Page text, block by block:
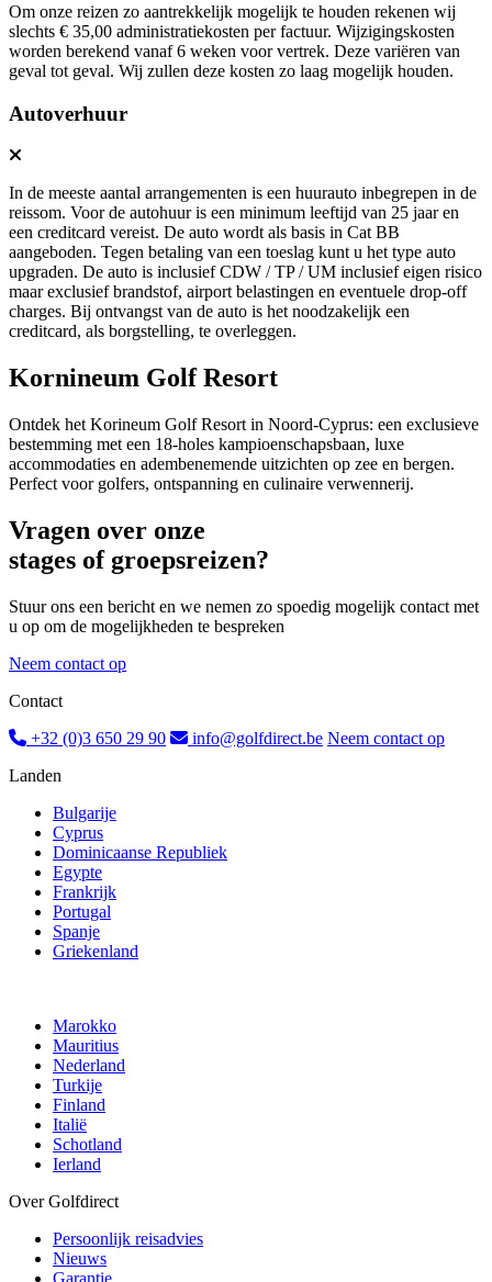
Om onze reizen zo aantrekkelijk mogelijk te houden rekenen wij
slechts € 35,00 administratiekosten per factuur. Wijzigingskosten
worden berekend vanaf 6 weken voor vertrek. Deze variëren van
geval tot geval. Wij zullen deze kosten zo laag mogelijk houden.
Autoverhuur
In de meeste aantal arrangementen is een huurauto inbegrepen in de
reissom. Voor de autohuur is een minimum leeftijd van 25 jaar en
een creditcard vereist. De auto wordt als basis in Cat BB
aangeboden. Tegen betaling van een toeslag kunt u het type auto
upgraden. De auto is inclusief CDW / TP / UM inclusief eigen risico
maar exclusief brandstof, airport belastingen en eventuele drop-off
charges. Bij ontvangst van de auto is het noodzakelijk een
creditcard, als borgstelling, te overleggen.
Kornineum Golf Resort
Ontdek het Korineum Golf Resort in Noord-Cyprus: een exclusieve
bestemming met een 18-holes kampioenschapsbaan, luxe
accommodaties en adembenemende uitzichten op zee en bergen.
Perfect voor golfers, ontspanning en culinaire verwennerij.
Vragen over onze
stages of groepsreizen?
Stuur ons een bericht en we nemen zo spoedig mogelijk contact met
u op om de mogelijkheden te bespreken
Neem contact op
Contact
+32 (0)3 650 29 90
info@golfdirect.be Neem contact op
Landen
Bulgarije
Cyprus
Dominicaanse Republiek
Egypte
Frankrijk
Portugal
Spanje
Griekenland
Marokko
Mauritius
Nederland
Turkije
Finland
Italië
Schotland
Ierland
Over Golfdirect
Persoonlijk reisadvies
Nieuws
Garantie